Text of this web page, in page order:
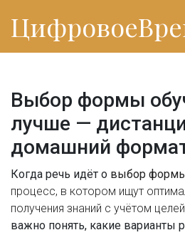
Выбор формы
лучше —
домашний
Когда речь идёт о выбор
процесс, в котором ищут
получения знаний с учётом
важно понять, какие варианты